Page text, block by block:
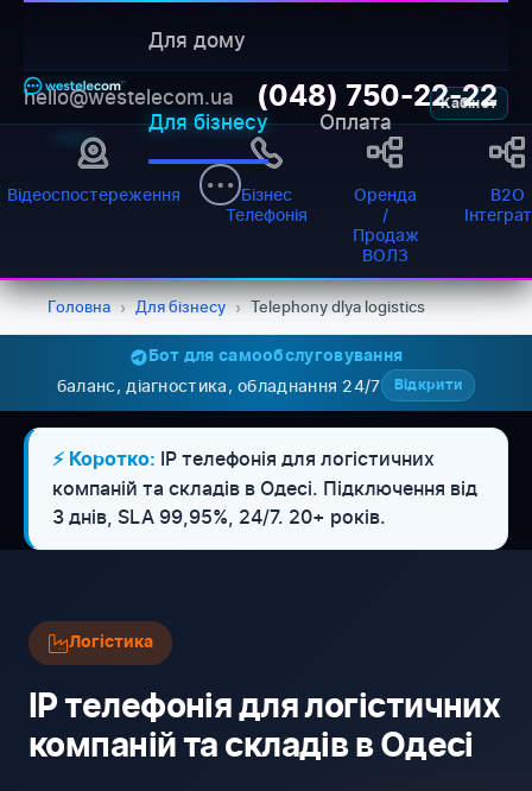
Для дому
Для бізнесу Оплата
Кабінет
hello@westelecom.ua (048) 750-22-22
Відеоспостереження
Бізнес
Телефонія
Оренда
/
Продаж
ВОЛЗ
B2O
Головна › Для бізнесу › Telephony dlya logistics
Бот для самообслуговування
баланс, діагностика, обладнання 24/7 Відкрити
⚡ Коротко: IP телефонія для логістичних
компаній та складів в Одесі. Підключення від
3 днів, SLA 99,95%, 24/7. 20+ років.
Логістика
IP телефонія для логістичних
компаній та складів в Одесі
WESTELECOM
Онлайн-підтримка